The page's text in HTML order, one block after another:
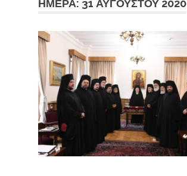
ΗΜΈΡΑ: 31 ΑΥΓΟΎΣΤΟΥ 2020